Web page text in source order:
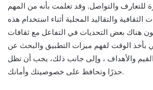
للتعارف والتواصل. وقد تعلمت بأنه من المهم
الثقافية والتقاليد المحلية أثناء استخدام هذه
هناك بعض التحديات في التفاعل مع ثقافات
بأخذ الوقت لفهم ميزات التطبيق والبحث عن
والأهداف ، وإلى جانب ذلك، يجب أن تظل
حذرًا وتحافظ على خصوصيتك وأمانك.